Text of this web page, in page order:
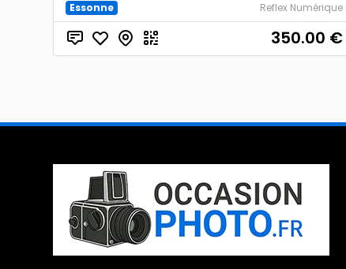
Essonne Reflex Numérique
350.00 €